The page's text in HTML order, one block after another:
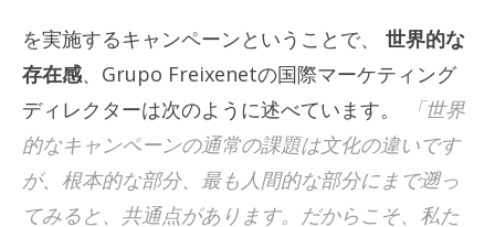
を実施するキャンペーンということで、 世界的な
存在感、Grupo Freixenetの国際マーケティング
ディレクターは次のように述べています。
「世界
的なキャンペーンの通常の課題は文化の違いです
が、根本的な部分、最も人間的な部分にまで遡っ
てみると、共通点があります。だからこそ、私た